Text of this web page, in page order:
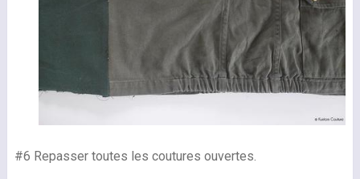
#6 Repasser toutes les coutures ouvertes.